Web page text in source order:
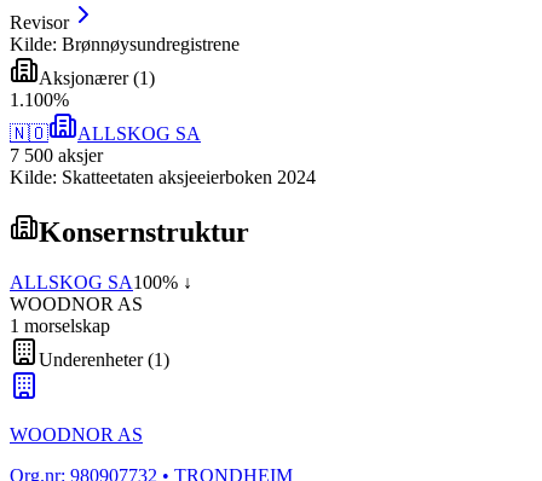
Revisor
Kilde: Brønnøysundregistrene
Aksjonærer(1)
1 .100%
🇳🇴
ALLSKOG SA
7 500 aksjer
Kilde: Skatteetaten aksjeeierboken 2024
Konsernstruktur
ALLSKOG SA100% ↓
WOODNOR AS
1 morselskap
Underenheter(1)
WOODNOR AS
Org.nr: 980907732 • TRONDHEIM